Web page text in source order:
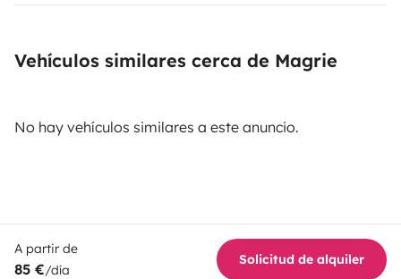
Vehículos similares cerca de Magrie
No hay vehículos similares a este anuncio.
A partir de
85 €/día
Solicitud de alquiler